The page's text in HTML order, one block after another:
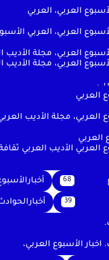
العربي، العربي
الأسبوع العربي، العربي
الأسبوع العربي، مجلة الأديب
العربي، مجلة الأديب
العربي
العربي، مجلة الأديب
العربي
العربي الأديب العربي
68
39
اخبار الأسبوع العربي،